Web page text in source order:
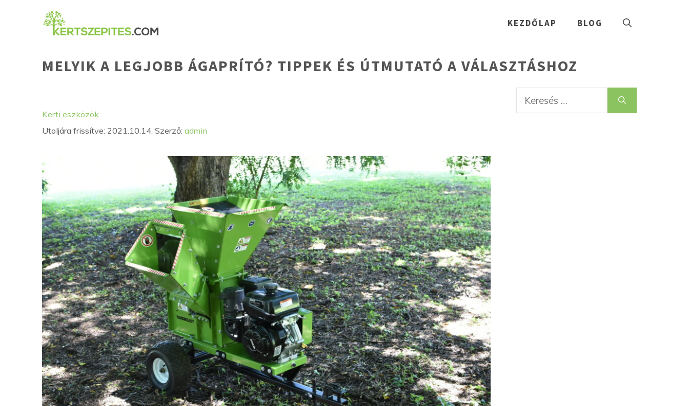
KEZDŐLAP BLOG
MELYIK A LEGJOBB ÁGAPRÍTÓ? TIPPEK ÉS ÚTMUTATÓ A VÁLASZTÁSHOZ
Kategória
Kerti eszközökCímkék
Utoljára frissítve: 2021.10.14. Szerző: admin